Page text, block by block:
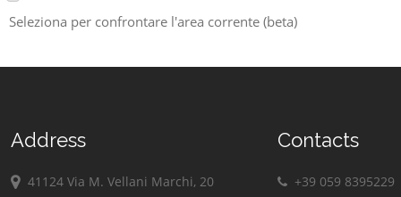
Seleziona per confrontare l'area corrente (beta)
Address
41124 Via M. Vellani Marchi, 20
Contacts
+39 059 8395229